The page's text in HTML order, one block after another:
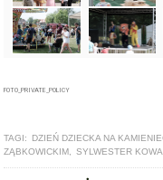
FOTO_PRIVATE_POLICY
TAGI: DZIEŃ DZIECKA NA
ZĄBKOWICKIM
SYLWESTER